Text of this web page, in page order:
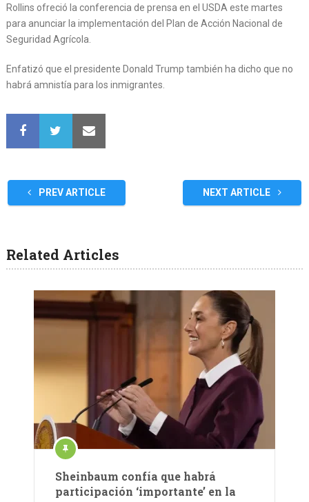
Rollins ofreció la conferencia de prensa en el USDA este martes
para anunciar la implementación del Plan de Acción Nacional de
Seguridad Agrícola.
Enfatizó que el presidente Donald Trump también ha dicho que no
habrá amnistía para los inmigrantes.
PREV ARTICLE NEXT ARTICLE
Related Articles
Sheinbaum confía que habrá
participación ‘importante’ en la